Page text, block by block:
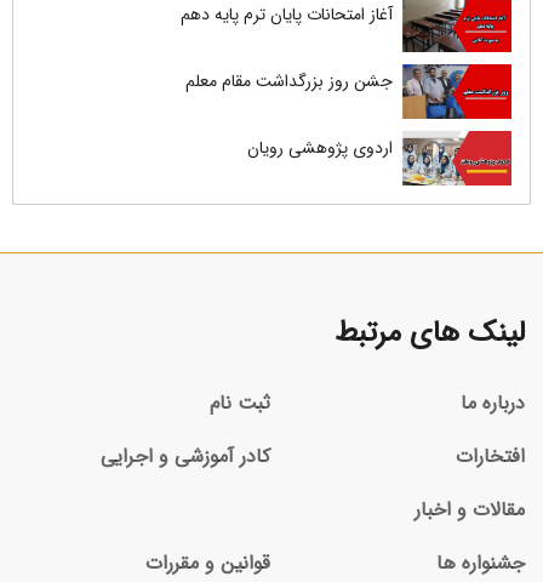
آغاز امتحانات پایان ترم پایه دهم
جشن روز بزرگداشت مقام معلم
اردوی پژوهشی رویان
لینک های مرتبط
درباره ما
ثبت نام
افتخارات
کادر آموزشی و اجرایی
مقالات و اخبار
جشنواره ها
قوانین و مقررات